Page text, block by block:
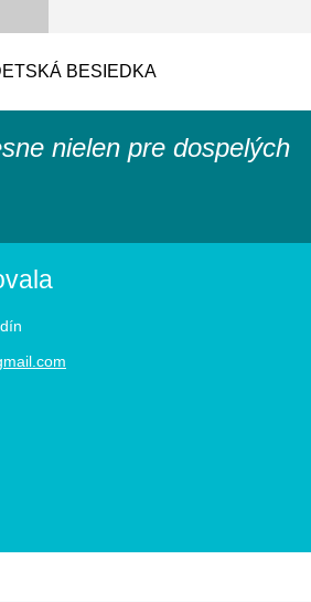
BESIEDKA
nielen pre dospelých
il.com